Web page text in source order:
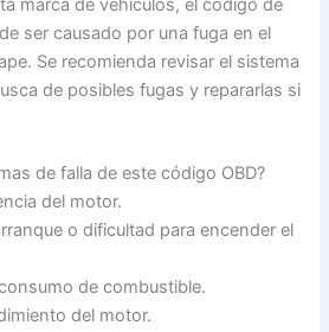
marca de vehículos, el código de
ser causado por una fuga en el
Se recomienda revisar el sistema
de posibles fugas y repararlas si
de falla de este código OBD?
del motor.
o dificultad para encender el
de combustible.
del motor.